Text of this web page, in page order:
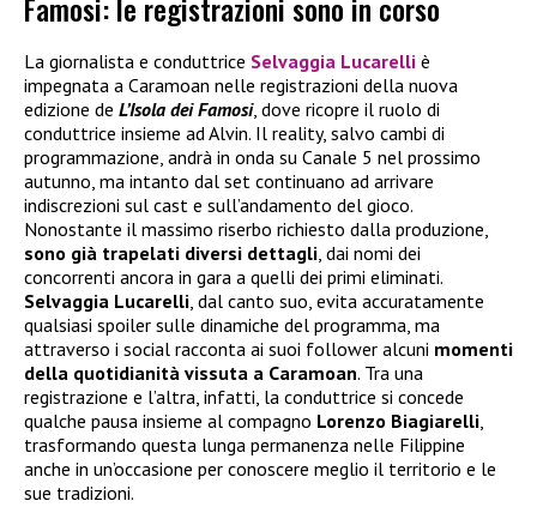
La giornalista e conduttrice Selvaggia Lucarelli è
impegnata a Caramoan nelle registrazioni della nuova
edizione de L’Isola dei Famosi, dove ricopre il ruolo di
conduttrice insieme ad Alvin. Il reality, salvo cambi di
programmazione, andrà in onda su Canale 5 nel prossimo
autunno, ma intanto dal set continuano ad arrivare
indiscrezioni sul cast e sull’andamento del gioco.
Nonostante il massimo riserbo richiesto dalla produzione,
sono già trapelati diversi dettagli, dai nomi dei
concorrenti ancora in gara a quelli dei primi eliminati.
Selvaggia Lucarelli, dal canto suo, evita accuratamente
qualsiasi spoiler sulle dinamiche del programma, ma
attraverso i social racconta ai suoi follower alcuni momenti
della quotidianità vissuta a Caramoan. Tra una
registrazione e l’altra, infatti, la conduttrice si concede
qualche pausa insieme al compagno Lorenzo Biagiarelli,
trasformando questa lunga permanenza nelle Filippine
anche in un’occasione per conoscere meglio il territorio e le
sue tradizioni.